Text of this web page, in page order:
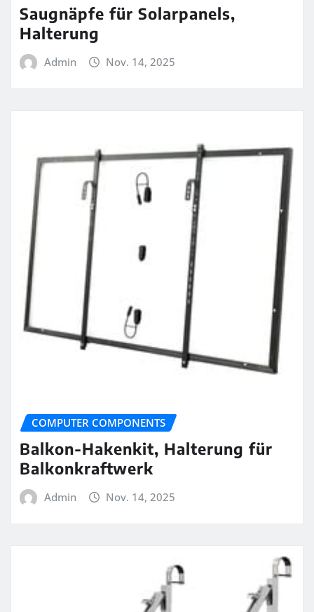
Saugnäpfe für Solarpanels,
Halterung
Admin Nov. 14, 2025
COMPUTER COMPONENTS
Balkon-Hakenkit, Halterung für
Balkonkraftwerk
Admin Nov. 14, 2025